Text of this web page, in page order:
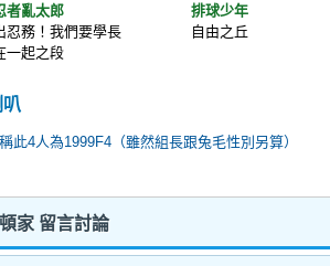
者亂太郎
忍務！我們要學長
一起之段
排球少年
自由之丘
此4人為1999F4（雖然組長跟兔毛性別另算）
家 留言討論